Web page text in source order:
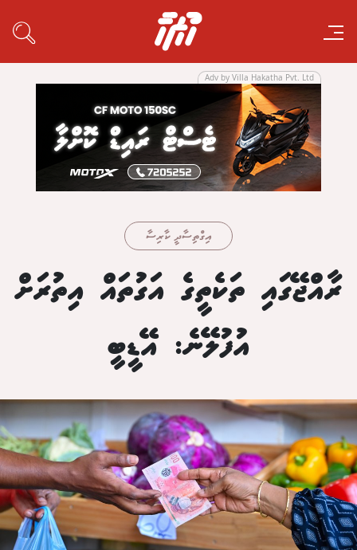
Adv by Villa Hakatha Pvt. Ltd
އިގްތިސާދީ ކާރިސާ
ރާއްޖޭގައި ތަކެތީގެ އަގުތައް އިތުރަށް
އުފުލޭނެ: އޭޑީބީ